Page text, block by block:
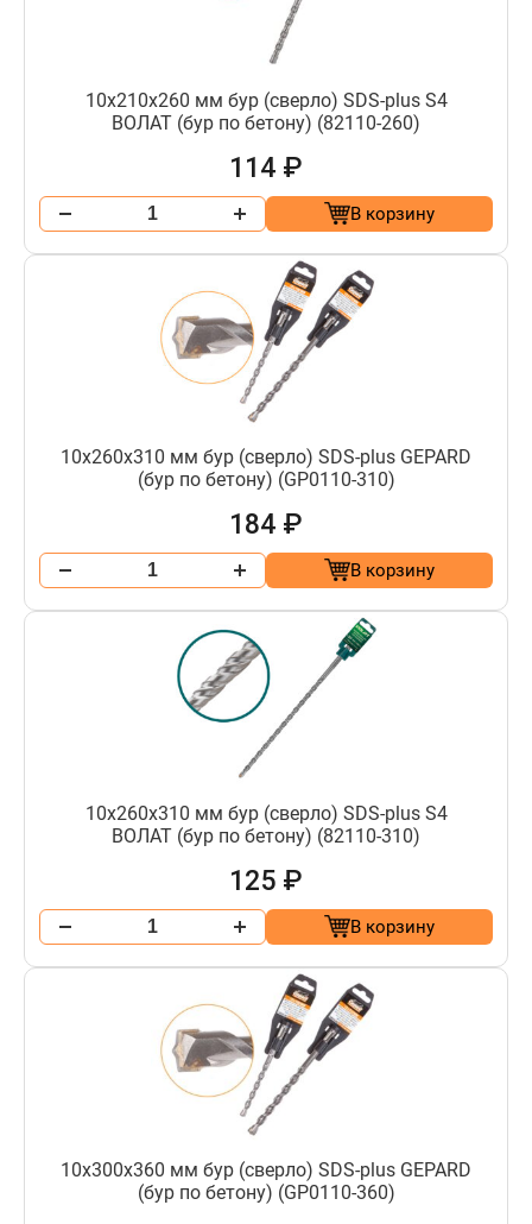
10х210х260 мм бур (сверло) SDS-plus S4
ВОЛАТ (бур по бетону) (82110-260)
114 ₽
В корзину
10х260х310 мм бур (сверло) SDS-plus GEPARD
(бур по бетону) (GP0110-310)
184 ₽
В корзину
10х260х310 мм бур (сверло) SDS-plus S4
ВОЛАТ (бур по бетону) (82110-310)
125 ₽
В корзину
10х300х360 мм бур (сверло) SDS-plus GEPARD
(бур по бетону) (GP0110-360)